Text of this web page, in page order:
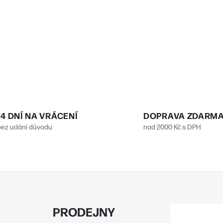
DNÍ NA VRÁCENÍ
udání důvodu
DOPRAVA
nad 2000 Kč s DPH
PRODEJNY